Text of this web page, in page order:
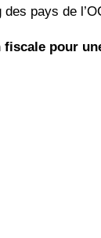
pays de
fiscale pour